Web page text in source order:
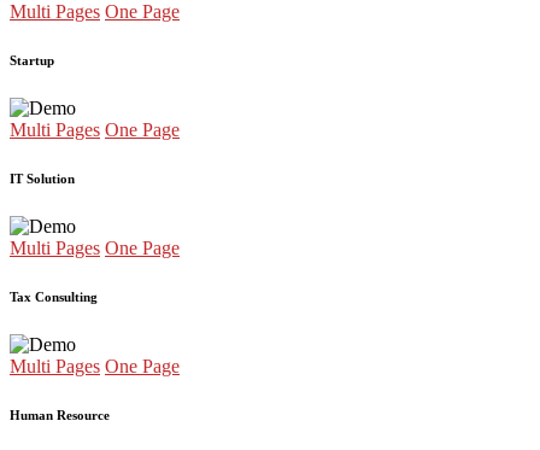
Multi Pages One Page
Startup
Multi Pages One Page
IT Solution
Multi Pages One Page
Tax Consulting
Multi Pages One Page
Human Resource